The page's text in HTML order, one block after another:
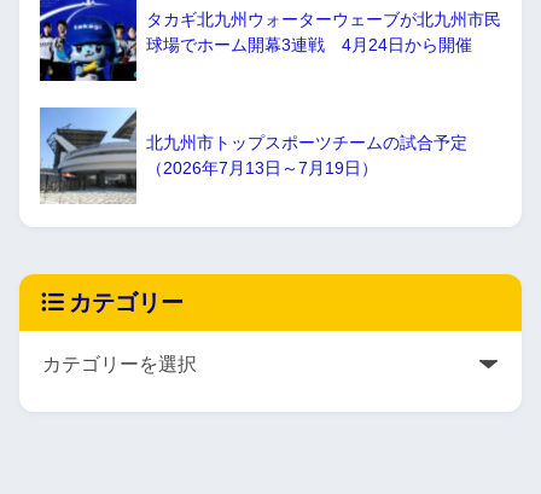
タカギ北九州ウォーターウェーブが北九州市民
球場でホーム開幕3連戦 4月24日から開催
北九州市トップスポーツチームの試合予定
（2026年7月13日～7月19日）
カテゴリー